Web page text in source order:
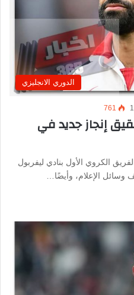
الدوري الانجليزي
1
761
إنجاز جديد في
الكروي الأول بنادي ليفربول
الإعلام، وأيضًا…